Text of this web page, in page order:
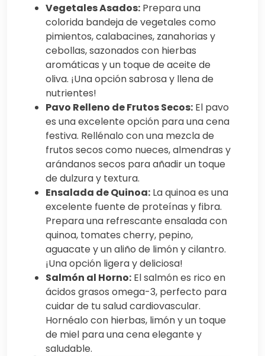
Vegetales Asados: Prepara una
colorida bandeja de vegetales como
pimientos, calabacines, zanahorias y
cebollas, sazonados con hierbas
aromáticas y un toque de aceite de
oliva. ¡Una opción sabrosa y llena de
nutrientes!
Pavo Relleno de Frutos Secos: El pavo
es una excelente opción para una cena
festiva. Rellénalo con una mezcla de
frutos secos como nueces, almendras y
arándanos secos para añadir un toque
de dulzura y textura.
Ensalada de Quinoa: La quinoa es una
excelente fuente de proteínas y fibra.
Prepara una refrescante ensalada con
quinoa, tomates cherry, pepino,
aguacate y un aliño de limón y cilantro.
¡Una opción ligera y deliciosa!
Salmón al Horno: El salmón es rico en
ácidos grasos omega-3, perfecto para
cuidar de tu salud cardiovascular.
Hornéalo con hierbas, limón y un toque
de miel para una cena elegante y
saludable.